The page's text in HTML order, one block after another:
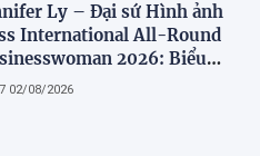
Ly – Đại sứ Hình ảnh
International All-Round
2026: Biểu
của nhan sắc, trí tuệ và
02/08/2026